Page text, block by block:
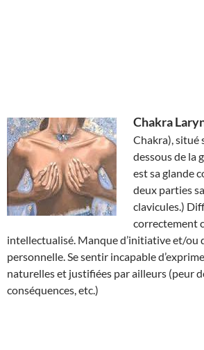
Chakra
Chakra), situé
dessous de la
est sa glande
deux parties
clavicules.)
correctement
intellectualisé. Manque d’initiative et/ou
personnelle. Se sentir incapable
naturelles et justifiées par ailleurs (peur
conséquences, etc.)